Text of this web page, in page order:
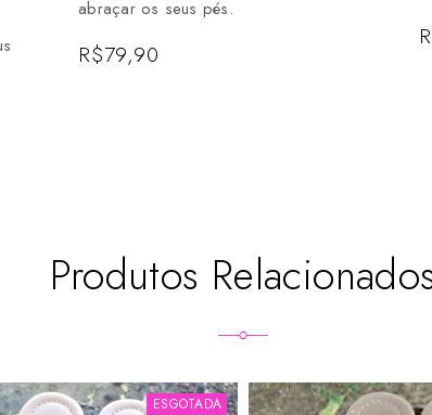
abraçar os seus pés.
R$79,90
Produtos
ESGOTADA